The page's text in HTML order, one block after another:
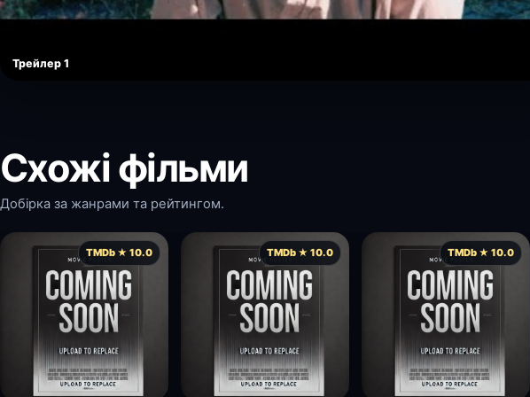
Трейлер 1
Схожі фільми
Добірка за жанрами та рейтингом.
TMDb ★ 10.0 TMDb ★ 10.0 TMDb ★ 10.0